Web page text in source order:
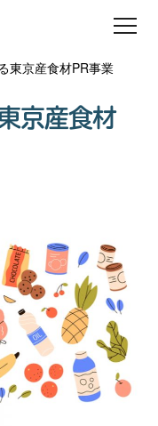
東京産食材PR事業
京産食材